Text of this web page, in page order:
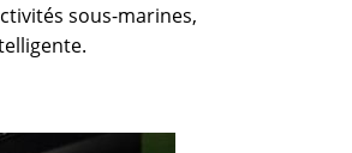
sous-marines,